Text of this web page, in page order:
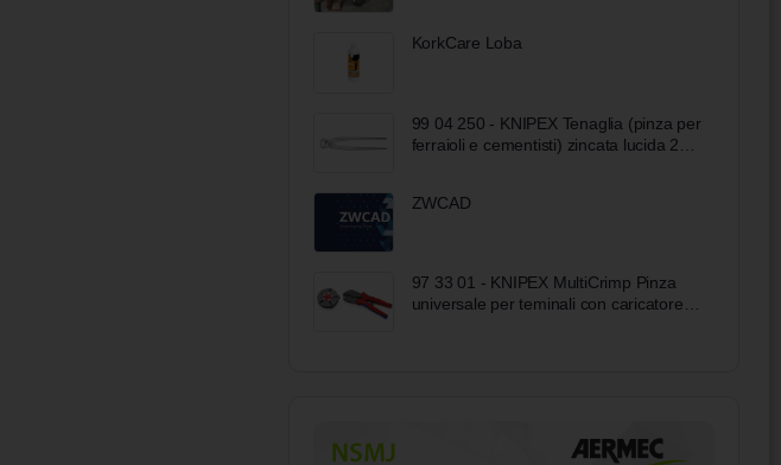
KorkCare Loba
99 04 250 - KNIPEX Tenaglia (pinza per
ferraioli e cementisti) zincata lucida 250
ZWCAD
97 33 01 - KNIPEX MultiCrimp Pinza
universale per teminali con caricatore